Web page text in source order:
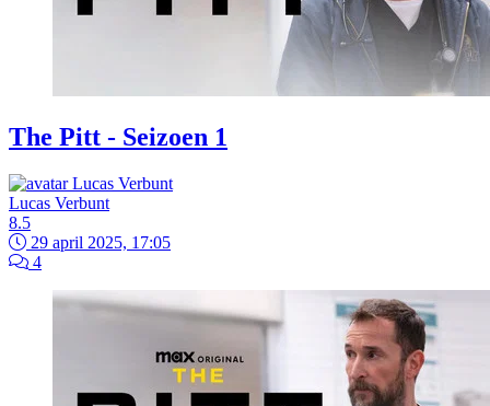
The Pitt - Seizoen 1
Lucas Verbunt
8.5
29 april 2025, 17:05
4